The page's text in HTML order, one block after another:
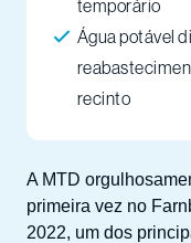
A MTD
primeira vez no
2022, um dos
temporário
Água potável
recinto